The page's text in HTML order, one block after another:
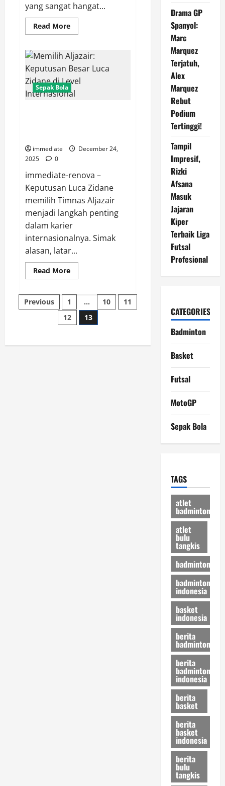
yang sangat hangat...
Read MoreRead
more
Herdman
Pelatih
Baru
Indonesia:
Babak
Baru
Sepak Bola
immediate
December 24,
2025
0
immediate-renova –
Keputusan Luca Zidane
memilih Timnas Aljazair
menjadi langkah penting
dalam karier
internasionalnya. Simak
alasan, latar...
Read MoreRead
more
Aljazair:
Keputusan
Besar
Luca
Zidane
Internasional
Posts
pagination
Previous 1 … 10
11
12
13
Drama GP
Spanyol:
Marc
Marquez
Terjatuh,
Alex
Marquez
Rebut
Podium
Tertinggi!
Tampil
Impresif,
Rizki
Afsana
Masuk
Jajaran
Kiper
Terbaik Liga
Futsal
Profesional
CATEGORIES
Badminton
Basket
Futsal
MotoGP
Sepak Bola
TAGS
atlet
badminton
atlet
bulu
tangkis
badminton
badminton
indonesia
basket
indonesia
berita
badminton
berita
badminton
indonesia
berita
basket
berita
basket
indonesia
berita
bulu
tangkis